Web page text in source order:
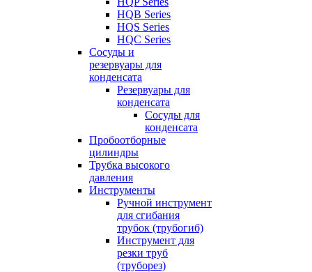
HQB Series
HQS Series
HQC Series
Сосуды и
резервуары для
конденсата
Резервуары для
конденсата
Сосуды для
конденсата
Пробоотборные
цилиндры
Трубка высокого
давления
Инструменты
Ручной инструмент
для сгибания
трубок (трубогиб)
Инструмент для
резки труб
(труборез)